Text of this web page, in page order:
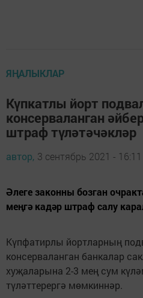
ЯҢАЛЫКЛАР
Күпкатлы йорт
консерваланган
штраф түләтәчәкләр
автор, 3 сентябрь 2021 - 16:11
Әлеге законны бозган
меңгә кадәр штраф салу
Күпфатирлы йортларның
консерваланган банкалар
хуҗаларына 2-3 мең сум
түләттерергә мөмкиннәр.